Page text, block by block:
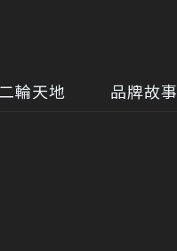
二輪天地 品牌故事